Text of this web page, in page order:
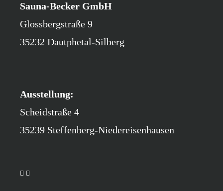
Sauna-Becker GmbH
Glossbergstraße 9
35232 Dautphetal-Silberg
Ausstellung:
Scheidstraße 4
35239 Steffenberg-Niedereisenhausen